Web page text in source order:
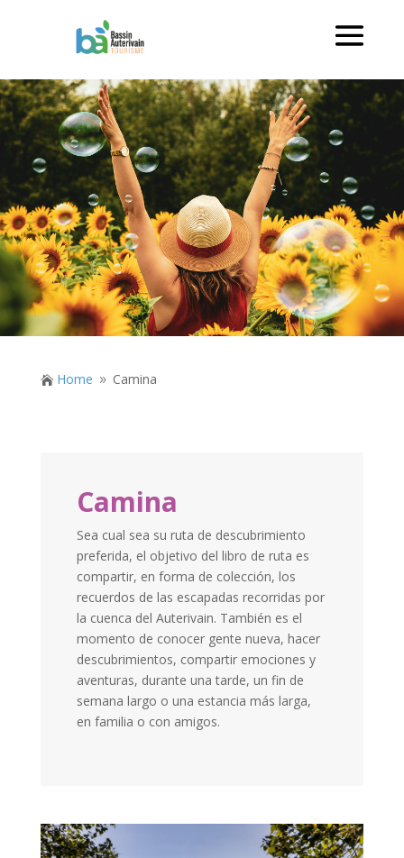
 Home 9 Camina
Camina
Sea cual sea su ruta de descubrimiento
preferida, el objetivo del libro de ruta es
compartir, en forma de colección, los
recuerdos de las escapadas recorridas por
la cuenca del Auterivain. También es el
momento de conocer gente nueva, hacer
descubrimientos, compartir emociones y
aventuras, durante una tarde, un fin de
semana largo o una estancia más larga,
en familia o con amigos.